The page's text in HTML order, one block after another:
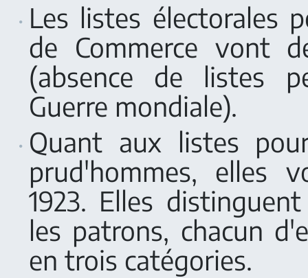
Les listes électorales
de Commerce vont
(absence de listes
Guerre mondiale).
Quant aux listes
prud'hommes, elles
1923. Elles
les patrons, chacun
en trois catégories.